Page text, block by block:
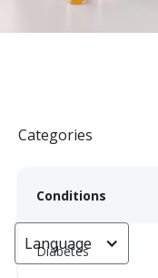
Categories
Conditions
Diabetes
Language